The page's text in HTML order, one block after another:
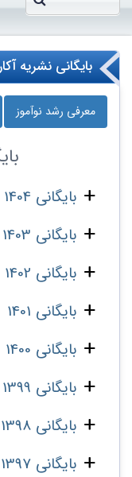
بایگانی نشریه
معرفی رشد نوآموز
بایگانی 1404
بایگانی 1403
بایگانی 1402
بایگانی 1401
بایگانی 1400
بایگانی 1399
بایگانی 1398
بایگانی 1397